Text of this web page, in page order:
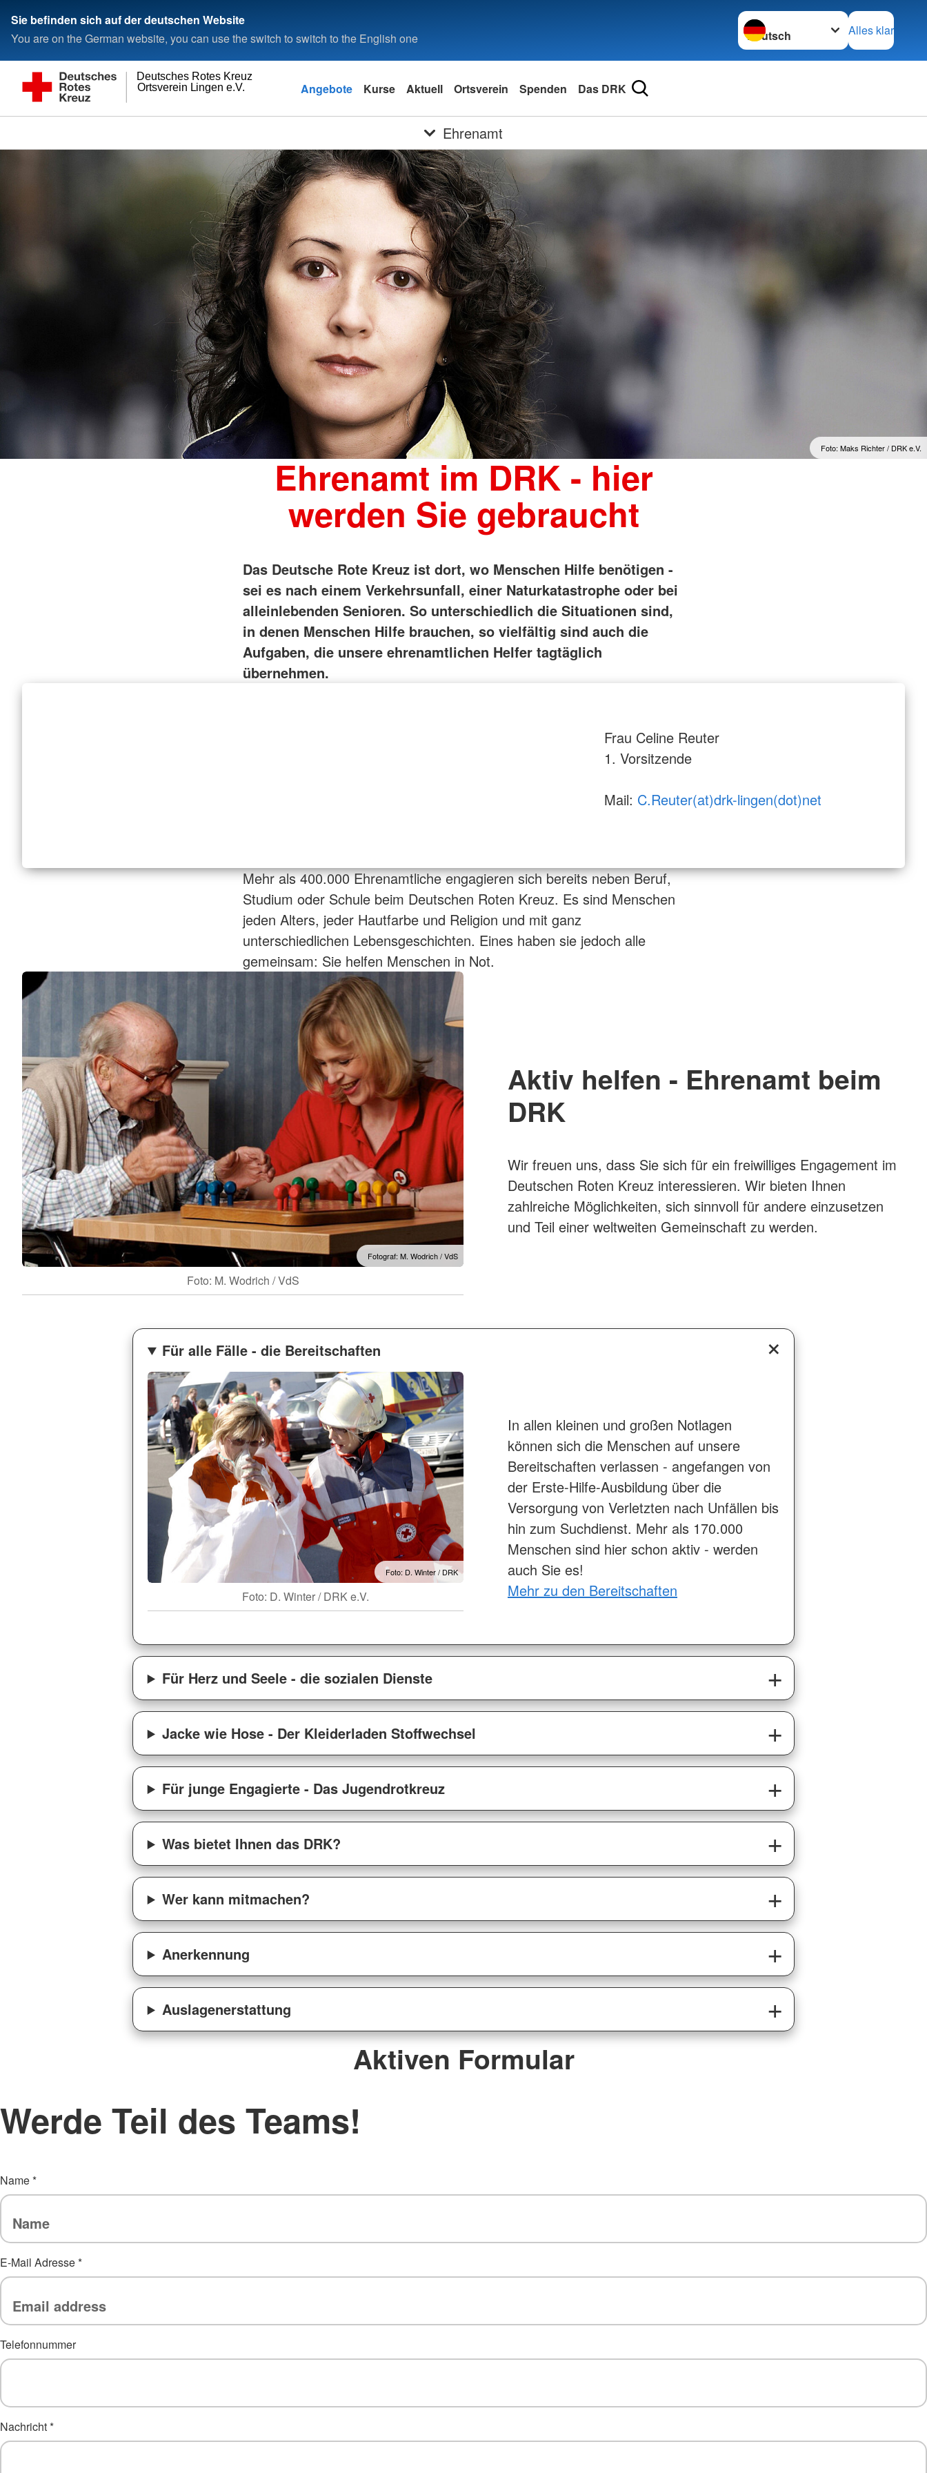
Sie befinden sich auf der deutschen Website
You are on the German website, you can use the switch to switch to the English one
Sprache wechseln zu
Alles klar
Ortsverein Lingen e.V.
Deutsches Rotes Kreuz
Angebote Kurse Aktuell Ortsverein Spenden Das DRK
Ehrenamt
Foto: Maks Richter / DRK e.V.
Ehrenamt im DRK - hier
werden Sie gebraucht
Das Deutsche Rote Kreuz ist dort, wo Menschen Hilfe benötigen -
sei es nach einem Verkehrsunfall, einer Naturkatastrophe oder bei
alleinlebenden Senioren. So unterschiedlich die Situationen sind,
in denen Menschen Hilfe brauchen, so vielfältig sind auch die
Aufgaben, die unsere ehrenamtlichen Helfer tagtäglich
übernehmen.
Frau Celine Reuter
1. Vorsitzende
Mail: C.Reuter(at)drk-lingen(dot)net
Mehr als 400.000 Ehrenamtliche engagieren sich bereits neben Beruf,
Studium oder Schule beim Deutschen Roten Kreuz. Es sind Menschen
jeden Alters, jeder Hautfarbe und Religion und mit ganz
unterschiedlichen Lebensgeschichten. Eines haben sie jedoch alle
gemeinsam: Sie helfen Menschen in Not.
Fotograf: M. Wodrich / VdS
Foto: M. Wodrich / VdS
Aktiv helfen - Ehrenamt beim
DRK
Wir freuen uns, dass Sie sich für ein freiwilliges Engagement im
Deutschen Roten Kreuz interessieren. Wir bieten Ihnen
zahlreiche Möglichkeiten, sich sinnvoll für andere einzusetzen
und Teil einer weltweiten Gemeinschaft zu werden.
Für alle Fälle - die Bereitschaften
Foto: D. Winter / DRK
Foto: D. Winter / DRK e.V.
In allen kleinen und großen Notlagen
können sich die Menschen auf unsere
Bereitschaften verlassen - angefangen von
der Erste-Hilfe-Ausbildung über die
Versorgung von Verletzten nach Unfällen bis
hin zum Suchdienst. Mehr als 170.000
Menschen sind hier schon aktiv - werden
auch Sie es!
Mehr zu den Bereitschaften
Für Herz und Seele - die sozialen Dienste
Jacke wie Hose - Der Kleiderladen Stoffwechsel
Für junge Engagierte - Das Jugendrotkreuz
Was bietet Ihnen das DRK?
Wer kann mitmachen?
Anerkennung
Auslagenerstattung
Aktiven Formular
Werde Teil des Teams!
Name*
E-Mail Adresse*
Telefonnummer
Nachricht*